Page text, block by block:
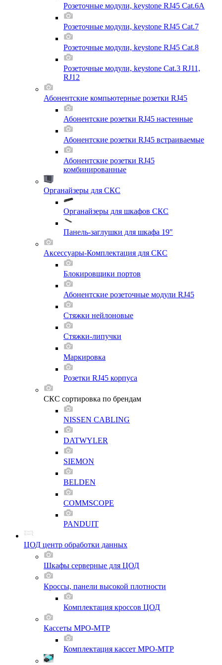
Розеточные модули, keystone RJ45 Cat.6A
Розеточные модули, keystone RJ45 Cat.7
Розеточные модули, keystone RJ45 Cat.8
Розеточные модули, keystone Cat.3 RJ11,
RJ12
Абонентские компьютерные розетки RJ45
Абонентские розетки RJ45 настенные
Абонентские розетки RJ45 встраиваемые
Абонентские розетки RJ45
комбинированные
Органайзеры для СКС
Органайзеры для шкафов СКС
Панель-заглушки для шкафа 19"
Аксессуары-Комплектация для СКС
Блокировщики портов
Абонентские розеточные модули RJ45
Стяжки нейлоновые
Стяжки-липучки
Маркировка
Розетки RJ45 корпуса
СКС сортировка по брендам
NISSEN CABLING
DATWYLER
SIEMON
BELDEN
COMMSCOPE
PANDUIT
ЦОД центр обработки данных
Шкафы серверные для ЦОД
Кроссы, панели высокой плотности
Комплектация кроссов ЦОД
Кассеты MPO-MTP
Комплектация кассет MPO-MTP